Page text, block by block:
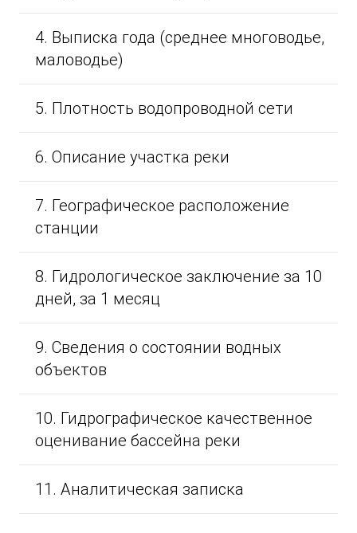
4. Выписка года (среднее многоводье,
маловодье)
5. Плотность водопроводной сети
6. Описание участка реки
7. Географическое расположение
станции
8. Гидрологическое заключение за 10
дней, за 1 месяц
9. Сведения о состоянии водных
объектов
10. Гидрографическое качественное
оценивание бассейна реки
11. Аналитическая записка